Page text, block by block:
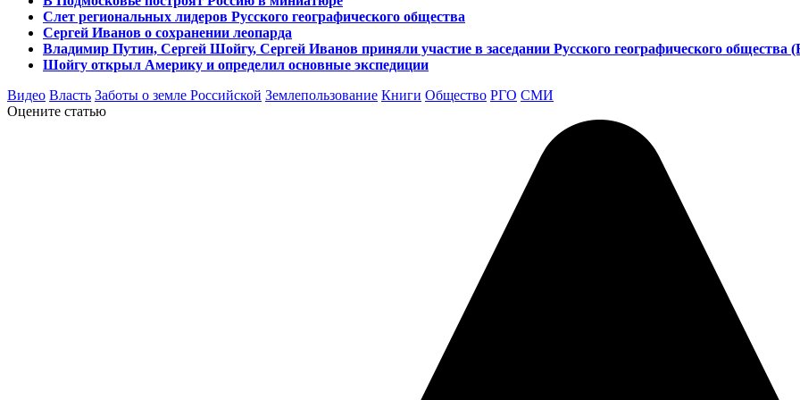
Слет региональных лидеров Русского географического общества
Сергей Иванов о сохранении леопарда
Владимир Путин, Сергей Шойгу, Сергей Иванов приняли участие в заседании Русского географического
Шойгу открыл Америку и определил основные экспедиции
Видео Власть Заботы о земле Российской Землепользование Книги Общество РГО СМИ
Оцените статью